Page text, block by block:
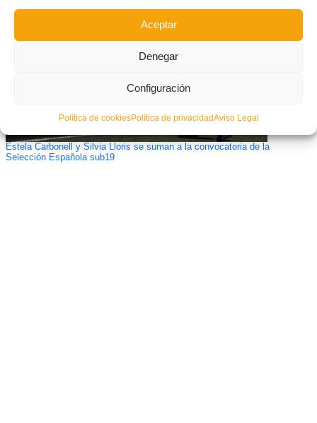
Aceptar
Denegar
Configuración
Política de cookiesPolítica de privacidadAviso Legal
Estela Carbonell y Silvia Lloris se suman a la convocatoria de la
Selección Española sub19